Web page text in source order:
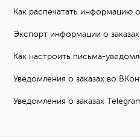
Как распечатать информацию о
Экспорт информации о
Как настроить письма-
Уведомления о заказах во
Уведомления о заказах